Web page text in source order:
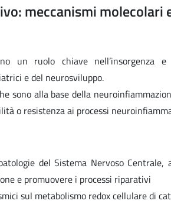
meccanismi
un ruolo chiave nell’insorgenza
e del neurosviluppo.
sono alla base della
o resistenza ai processi
del Sistema Nervoso Centrale,
e promuovere i processi riparativi
sul metabolismo redox cellulare di